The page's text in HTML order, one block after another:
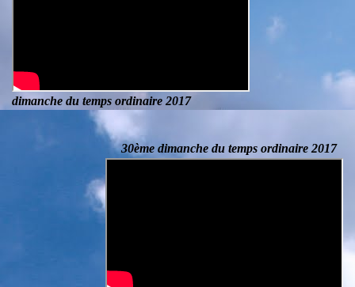
dimanche du temps ordinaire 2017
30ème dimanche du temps ordinaire 2017